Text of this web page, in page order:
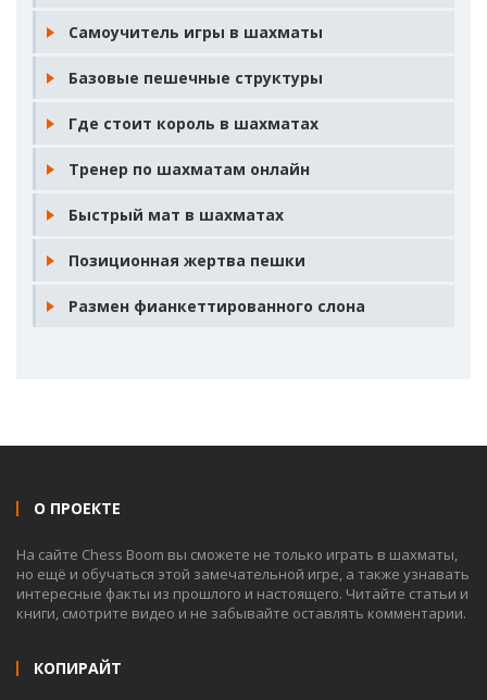
Самоучитель игры в шахматы
Базовые пешечные структуры
Где стоит король в шахматах
Тренер по шахматам онлайн
Быстрый мат в шахматах
Позиционная жертва пешки
Размен фианкеттированного слона
О ПРОЕКТЕ
На сайте Chess Boom вы сможете не только играть в шахматы,
но ещё и обучаться этой замечательной игре, а также узнавать
интересные факты из прошлого и настоящего. Читайте статьи и
книги, смотрите видео и не забывайте оставлять комментарии.
КОПИРАЙТ